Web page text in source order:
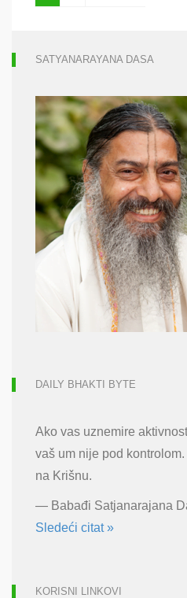
SATYANARAYANA DASA
DAILY BHAKTI BYTE
Ako vas uznemire
vaš um nije pod
na Krišnu.
— Babađi Satjanarajana
Sledeći citat »
KORISNI LINKOVI